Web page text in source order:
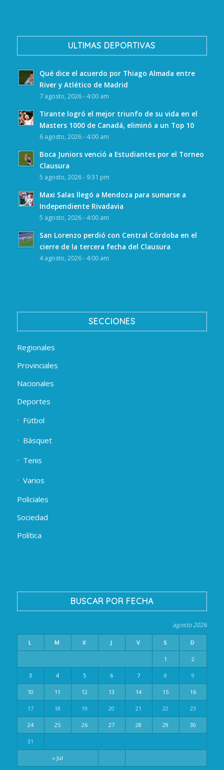
ULTIMAS DEPORTIVAS
Qué dice el acuerdo por Thiago Almada entre
River y Atlético de Madrid
7 agosto, 2026 - 4:00 am
Tirante logró el mejor triunfo de su vida en el
Masters 1000 de Canadá, eliminó a un Top 10
6 agosto, 2026 - 4:00 am
Boca Juniors venció a Estudiantes por el Torneo
Clausura
5 agosto, 2026 - 9:31 pm
Maxi Salas llegó a Mendoza para sumarse a
Independiente Rivadavia
5 agosto, 2026 - 4:00 am
San Lorenzo perdió con Central Córdoba en el
cierre de la tercera fecha del Clausura
4 agosto, 2026 - 4:00 am
SECCIONES
Regionales
Provinciales
Nacionales
Deportes
Fútbol
Básquet
Tenis
Varios
Policiales
Sociedad
Política
BUSCAR POR FECHA
agosto 2026
L M X J V S D
« Jul
1 2
3 4 5 6 7 8 9
10 11 12 13 14 15 16
17 18 19 20 21 22 23
24 25 26 27 28 29 30
31